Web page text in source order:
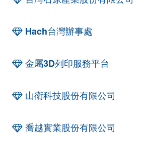
Hach台灣辦事處
金屬3D列印服務平台
山衛科技股份有限公司
喬越實業股份有限公司